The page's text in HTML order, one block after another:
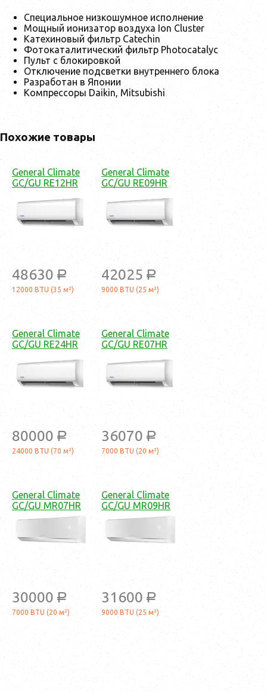
Специальное низкошумное исполнение
Мощный ионизатор воздуха Ion Cluster
Катехиновый фильтр Catechin
Фотокаталитический фильтр Photocatalyc
Пульт с блокировкой
Отключение подсветки внутреннего блока
Разработан в Японии
Компрессоры Daikin, Mitsubishi
Похожие товары
General Climate
GC/GU RE12HR
48630 a
12000 BTU (35 м²)
General Climate
GC/GU RE09HR
42025 a
9000 BTU (25 м²)
General Climate
GC/GU RE24HR
80000 a
24000 BTU (70 м²)
General Climate
GC/GU RE07HR
36070 a
7000 BTU (20 м²)
General Climate
GC/GU MR07HR
30000 a
7000 BTU (20 м²)
General Climate
GC/GU MR09HR
31600 a
9000 BTU (25 м²)